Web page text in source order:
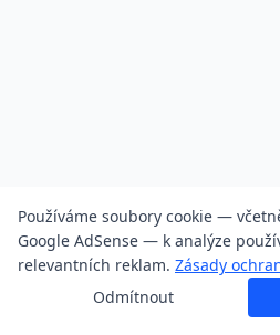
Používáme soubory cookie —
Google AdSense — k analýze
relevantních reklam. Zásady
Odmítnout